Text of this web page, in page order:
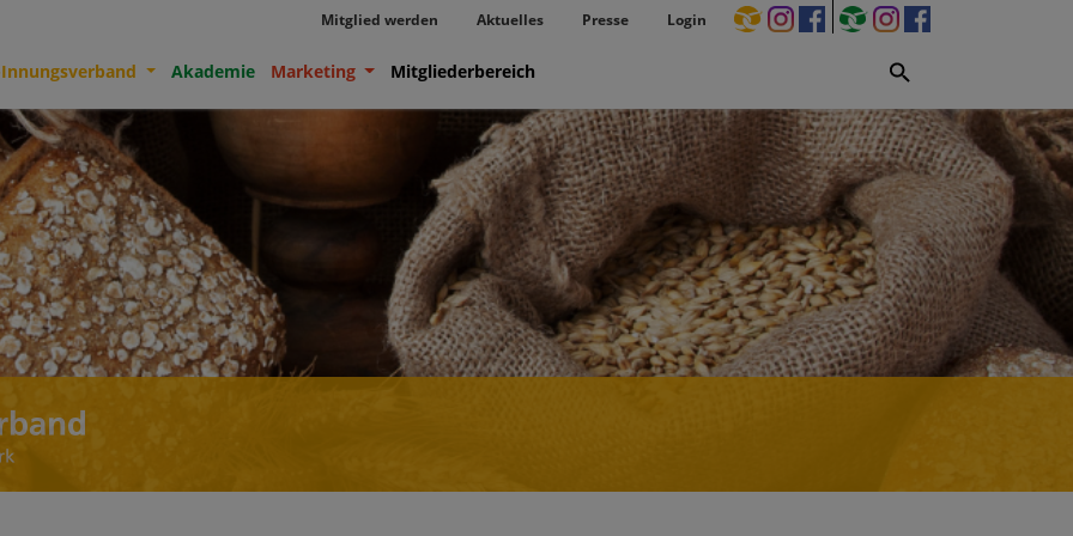
Mitglied werden Aktuelles Presse Login
Akademie Marketing Mitgliederbereich